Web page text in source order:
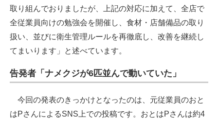
取り組んでおりましたが、上記の対応に加えて、全店で
全従業員向けの勉強会を開催し、食材・店舗備品の取り
扱い、並びに衛生管理ルールを再徹底し、改善を継続し
てまいります」と述べています。
告発者「ナメクジが6匹並んで動いていた」
今回の発表のきっかけとなったのは、元従業員のおと
はPさんによるSNS上での投稿です。おとはPさんは約4